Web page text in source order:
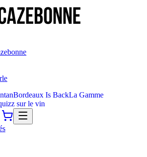
Bordeaux Is BackLa Gamme
sur le vin